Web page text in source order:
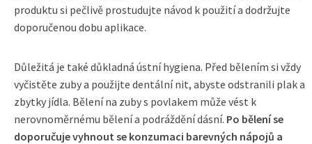
produktu si pečlivě prostudujte návod k použití a dodržujte
doporučenou dobu aplikace.
Důležitá je také důkladná ústní hygiena. Před bělením si vždy
vyčistěte zuby a použijte dentální nit, abyste odstranili plak a
zbytky jídla. Bělení na zuby s povlakem může vést k
nerovnoměrnému bělení a podráždění dásní. Po bělení se
doporučuje vyhnout se konzumaci barevných nápojů a